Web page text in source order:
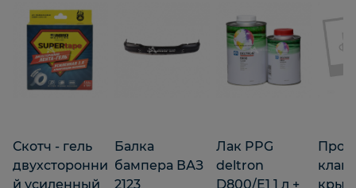
Скотч - гель
двухсторонни
й усиленный
Балка
бампера ВАЗ
2123
Лак PPG
deltron
D800/E1 1 л +